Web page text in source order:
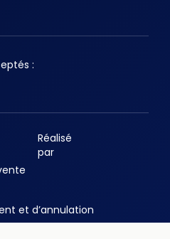
:
Réalisé
par
et d’annulation